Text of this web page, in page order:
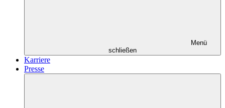
Menü
schließen
Karriere
Presse